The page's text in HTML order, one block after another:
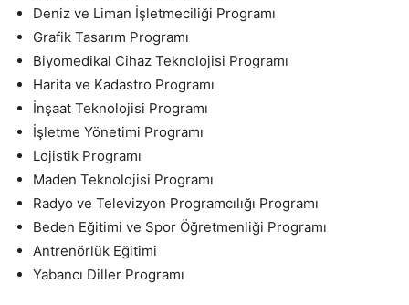
Deniz ve Liman İşletmeciliği Programı
Grafik Tasarım Programı
Biyomedikal Cihaz Teknolojisi Programı
Harita ve Kadastro Programı
İnşaat Teknolojisi Programı
İşletme Yönetimi Programı
Lojistik Programı
Maden Teknolojisi Programı
Radyo ve Televizyon Programcılığı Programı
Beden Eğitimi ve Spor Öğretmenliği Programı
Antrenörlük Eğitimi
Yabancı Diller Programı